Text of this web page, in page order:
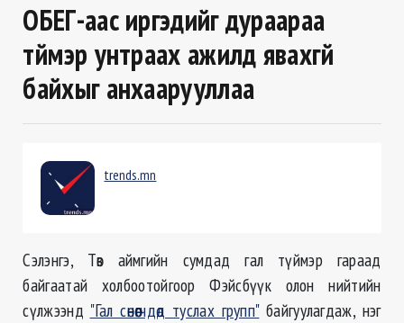
ОБЕГ-аас иргэдийг дураараа
түймэр унтраах ажилд явахгүй
байхыг анхаарууллаа
trends.mn
Сэлэнгэ, Төв аймгийн сумдад гал түймэр гараад
байгаатай холбоотойгоор Фэйсбүүк олон нийтийн
сүлжээнд "Гал сөнөөгчдөд туслах групп"байгуулагдаж, нэг